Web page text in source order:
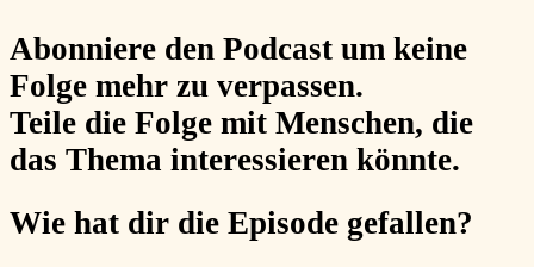
Abonniere den Podcast um keine
Folge mehr zu verpassen.
Teile die Folge mit Menschen, die
das Thema interessieren könnte.
Wie hat dir die Episode gefallen?